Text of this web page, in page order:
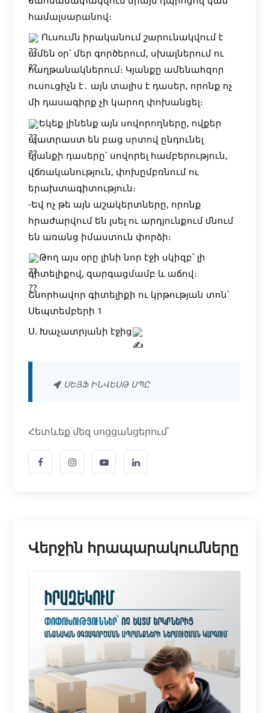
համալսարանով։
Ուսումն իրականում շարունակվում է
ամեն օր՝ մեր գործերում, սխալներում ու
հաղթանակներում։ Կյանքը ամենահզոր
ուսուցիչն է․ այն տալիս է դասեր, որոնք ոչ
մի դասագիրք չի կարող փոխանցել։
Եկեք լինենք այն սովորողները, ովքեր
պատրաստ են բաց սրտով ընդունել
կյանքի դասերը՝ սովորել համբերություն,
վճռականություն, փոխըմբռնում ու
երախտագիտություն։
-Եվ ոչ թե այն աշակերտները, որոնք
հրաժարվում են լսել ու արդյունքում մնում
են առանց իմաստուն փորձի։
Թող այս օրը լինի նոր էջի սկիզբ՝ լի
գիտելիքով, զարգացմամբ և աճով։
Շնորհավոր գիտելիքի ու կրթության տոն՝
Սեպտեմբերի 1
Ս. Խաչատրյանի էջից
ՍԵՅՖ ԻՆՎԵՍԹ ՍՊԸ
Հետևեք մեզ սոցցանցերում՝
Վերջին հրապարակումները